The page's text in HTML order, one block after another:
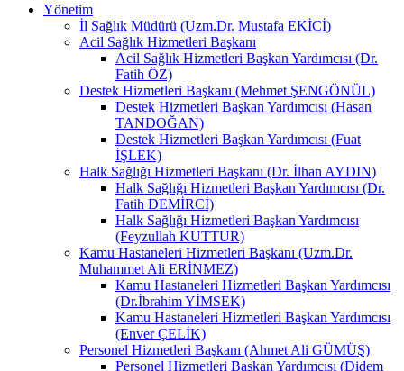
Yönetim
İl Sağlık Müdürü (Uzm.Dr. Mustafa EKİCİ)
Acil Sağlık Hizmetleri Başkanı
Acil Sağlık Hizmetleri Başkan Yardımcısı (Dr.
Fatih ÖZ)
Destek Hizmetleri Başkanı (Mehmet ŞENGÖNÜL)
Destek Hizmetleri Başkan Yardımcısı (Hasan
TANDOĞAN)
Destek Hizmetleri Başkan Yardımcısı (Fuat
İŞLEK)
Halk Sağlığı Hizmetleri Başkanı (Dr. İlhan AYDIN)
Halk Sağlığı Hizmetleri Başkan Yardımcısı (Dr.
Fatih DEMİRCİ)
Halk Sağlığı Hizmetleri Başkan Yardımcısı
(Feyzullah KUTTUR)
Kamu Hastaneleri Hizmetleri Başkanı (Uzm.Dr.
Muhammet Ali ERİNMEZ)
Kamu Hastaneleri Hizmetleri Başkan Yardımcısı
(Dr.İbrahim YİMSEK)
Kamu Hastaneleri Hizmetleri Başkan Yardımcısı
(Enver ÇELİK)
Personel Hizmetleri Başkanı (Ahmet Ali GÜMÜŞ)
Personel Hizmetleri Başkan Yardımcısı (Didem